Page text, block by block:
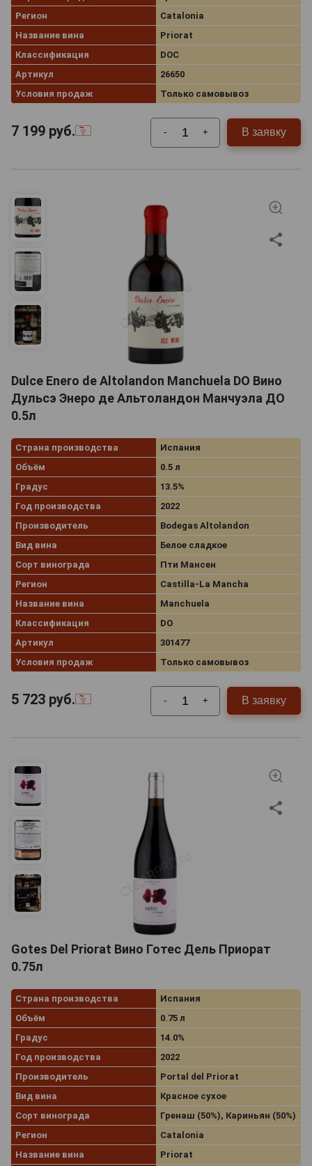
Регион
Catalonia
Название вина
Priorat
Классификация
DOC
Артикул
26650
Условия продаж
Только самовывоз
7 199 руб. - + В заявку
Dulce Enero de Altolandon Manchuela DO Вино
Дульсэ Энеро де Альтоландон Манчуэла ДО
0.5л
Страна производства
Испания
Объём
0.5 л
Градус
13.5%
Год производства
2022
Производитель
Bodegas Altolandon
Вид вина
Белое сладкое
Сорт винограда
Пти Мансен
Регион
Castilla-La Mancha
Название вина
Manchuela
Классификация
DO
Артикул
301477
Условия продаж
Только самовывоз
5 723 руб. - + В заявку
Gotes Del Priorat Вино Готес Дель Приорат
0.75л
Страна производства
Испания
Объём
0.75 л
Градус
14.0%
Год производства
2022
Производитель
Portal del Priorat
Вид вина
Красное сухое
Сорт винограда
Гренаш (50%), Кариньян (50%)
Регион
Catalonia
Название вина
Priorat